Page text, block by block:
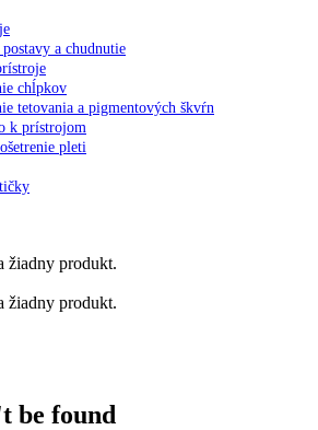
a chudnutie
chĺpkov
tetovania a pigmentových škvŕn
k prístrojom
pleti
žiadny produkt.
žiadny produkt.
be found